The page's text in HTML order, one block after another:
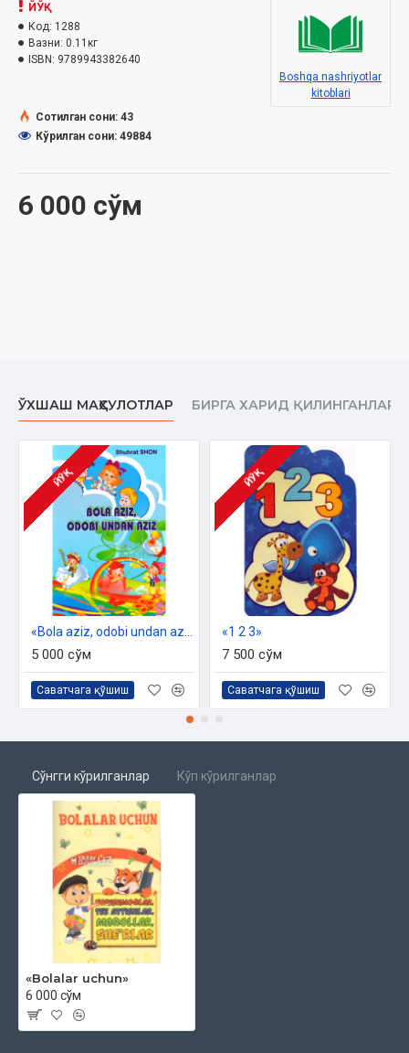
6 000 сўм
ЙЎҚ
Код: 1288
Вазни: 0.11кг
ISBN: 9789943382640
Boshqa nashriyotlar
kitoblari
Сотилган сони: 43
Кўрилган сони: 49884
ЎХШАШ МАҲСУЛОТЛАР БИРГА ХАРИД ҚИЛИНГАНЛАР
ЙЎҚ
5 000 сўм
Саватчага қўшиш
ЙЎҚ
«1 2 3»
7 500 сўм
Саватчага қўшиш
Сўнгги кўрилганлар Кўп кўрилганлар
«Bolalar uchun»
6 000 сўм